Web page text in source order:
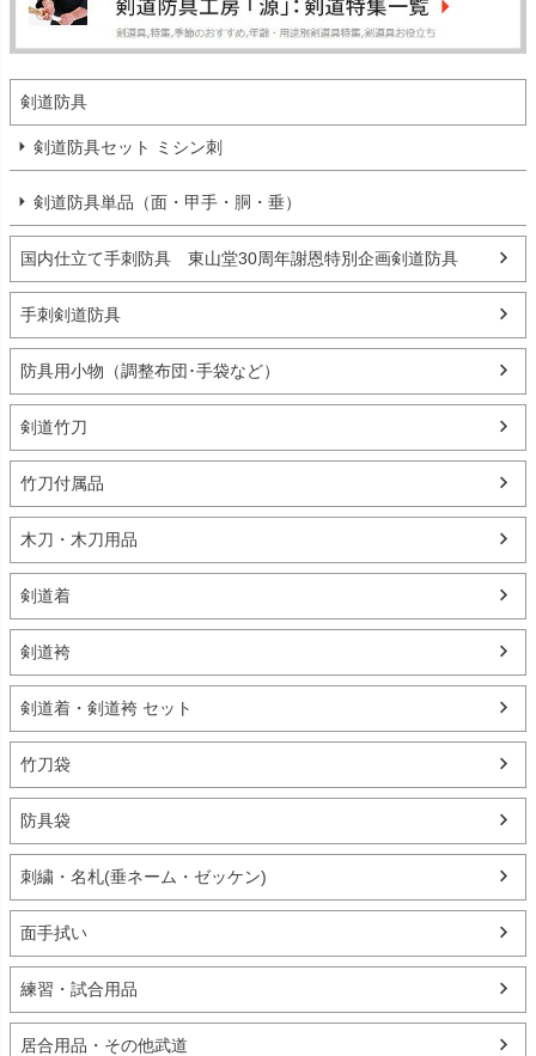
剣道防具
剣道防具セット ミシン刺
剣道防具単品（面・甲手・胴・垂）
国内仕立て手刺防具 東山堂30周年謝恩特別企画剣道防具
手刺剣道防具
防具用小物（調整布団･手袋など）
剣道竹刀
竹刀付属品
木刀・木刀用品
剣道着
剣道袴
剣道着・剣道袴 セット
竹刀袋
防具袋
刺繍・名札(垂ネーム・ゼッケン)
面手拭い
練習・試合用品
居合用品・その他武道